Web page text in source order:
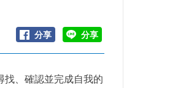
找、確認並完成自我的